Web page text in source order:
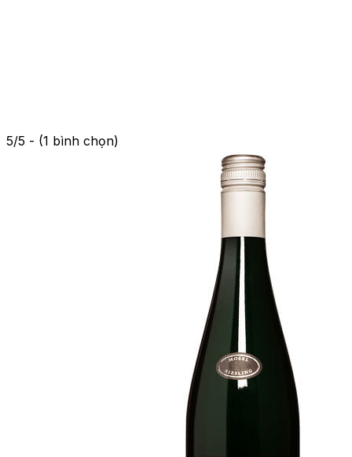
5/5 - (1 bình chọn)